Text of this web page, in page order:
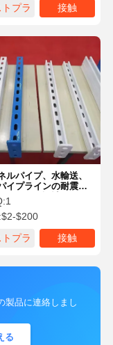
プラ
接触
ルパイプ、水輸送、
イプラインの耐震支
ンガーの設計
1
$2-$200
プラ
接触
製品に連絡しまし
る